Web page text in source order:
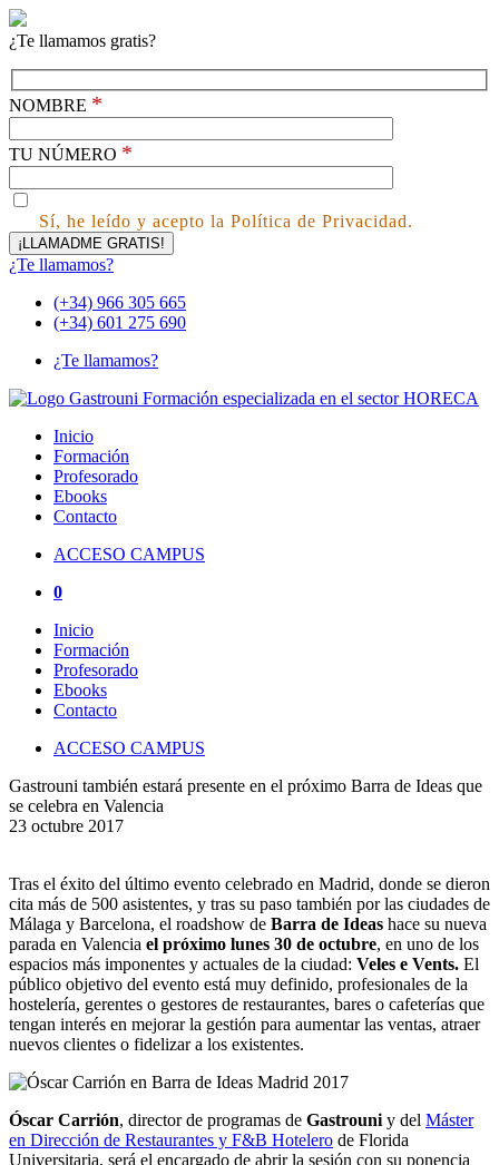
¿Te llamamos gratis?
NOMBRE *
TU NÚMERO *
Sí, he leído y acepto la Política de Privacidad.
¿Te llamamos?
(+34) 966 305 665
(+34) 601 275 690
¿Te llamamos?
Inicio
Formación
Profesorado
Ebooks
Contacto
ACCESO CAMPUS
0
Inicio
Formación
Profesorado
Ebooks
Contacto
ACCESO CAMPUS
Gastrouni también estará presente en el próximo Barra de Ideas que
se celebra en Valencia
23 octubre 2017
Tras el éxito del último evento celebrado en Madrid, donde se dieron
cita más de 500 asistentes, y tras su paso también por las ciudades de
Málaga y Barcelona, el roadshow de Barra de Ideas hace su nueva
parada en Valencia el próximo lunes 30 de octubre, en uno de los
espacios más imponentes y actuales de la ciudad: Veles e Vents. El
público objetivo del evento está muy definido, profesionales de la
hostelería, gerentes o gestores de restaurantes, bares o cafeterías que
tengan interés en mejorar la gestión para aumentar las ventas, atraer
nuevos clientes o fidelizar a los existentes.
Óscar Carrión, director de programas de Gastrouni y del Máster
en Dirección de Restaurantes y F&B Hotelero de Florida
Universitaria, será el encargado de abrir la sesión con su ponencia